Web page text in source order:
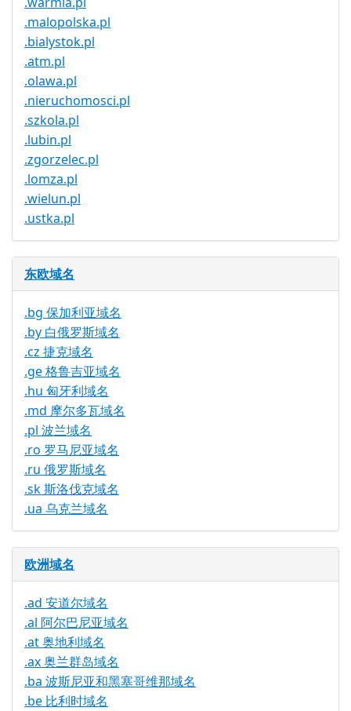
.malopolska.pl
.bialystok.pl
.atm.pl
.olawa.pl
.nieruchomosci.pl
.szkola.pl
.lubin.pl
.zgorzelec.pl
.lomza.pl
.wielun.pl
.ustka.pl
东欧域名
.bg 保加利亚域名
.by 白俄罗斯域名
.cz 捷克域名
.ge 格鲁吉亚域名
.hu 匈牙利域名
.md 摩尔多瓦域名
.pl 波兰域名
.ro 罗马尼亚域名
.ru 俄罗斯域名
.sk 斯洛伐克域名
.ua 乌克兰域名
欧洲域名
.ad 安道尔域名
.al 阿尔巴尼亚域名
.at 奥地利域名
.ax 奥兰群岛域名
.ba 波斯尼亚和黑塞哥维那域名
.be 比利时域名